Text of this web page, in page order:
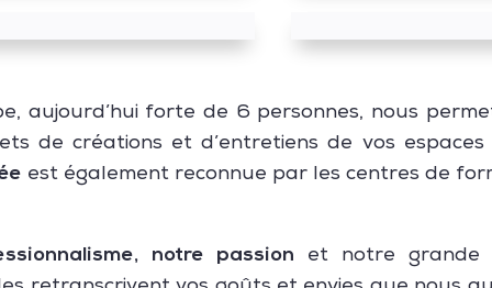
aujourd’hui forte de 6 personnes, nous
de créations et d’entretiens de vos
est également reconnue par les centres de
notre passion et notre grande